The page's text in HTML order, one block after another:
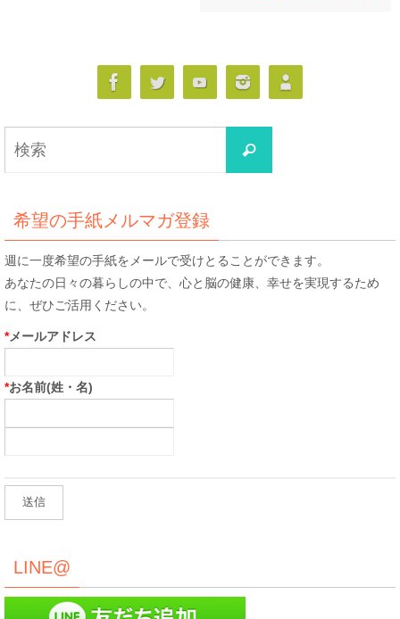
検
索
希望の手紙メルマガ登録
週に一度希望の手紙をメールで受けとることができます。
あなたの日々の暮らしの中で、心と脳の健康、幸せを実現するため
に、ぜひご活用ください。
*メールアドレス
*お名前(姓・名)
LINE@